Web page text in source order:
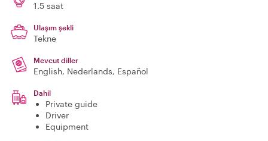
1.5 saat
Ulaşım şekli
Tekne
Mevcut diller
English, Nederlands, Español
Dahil
Private guide
Driver
Equipment